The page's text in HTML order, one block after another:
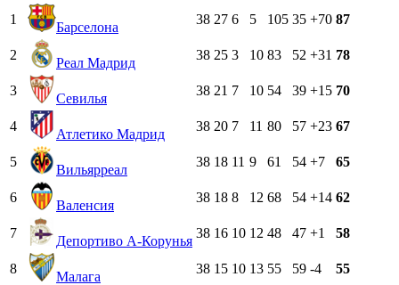
1
Барселона
38 27 6 5 105 35 +70 87
2
Реал Мадрид
38 25 3 10 83 52 +31 78
3
Севилья
38 21 7 10 54 39 +15 70
4
Атлетико Мадрид
38 20 7 11 80 57 +23 67
5
Вильярреал
38 18 11 9 61 54 +7 65
6
Валенсия
38 18 8 12 68 54 +14 62
7
Депортиво А-Корунья
38 16 10 12 48 47 +1 58
8
Малага
38 15 10 13 55 59 -4 55